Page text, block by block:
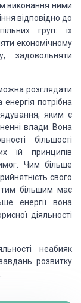
виконання ними
відповідно до
груп: їх
економічному
задовольняти
розглядати
енергія потрібна
яким є
влади. Вона
більшості
їй принципів
Чим більше
свого
тим більшим має
енергії вона
діяльності
неабияк
розвитку